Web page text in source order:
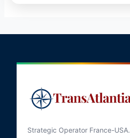
Strategic Operator France-